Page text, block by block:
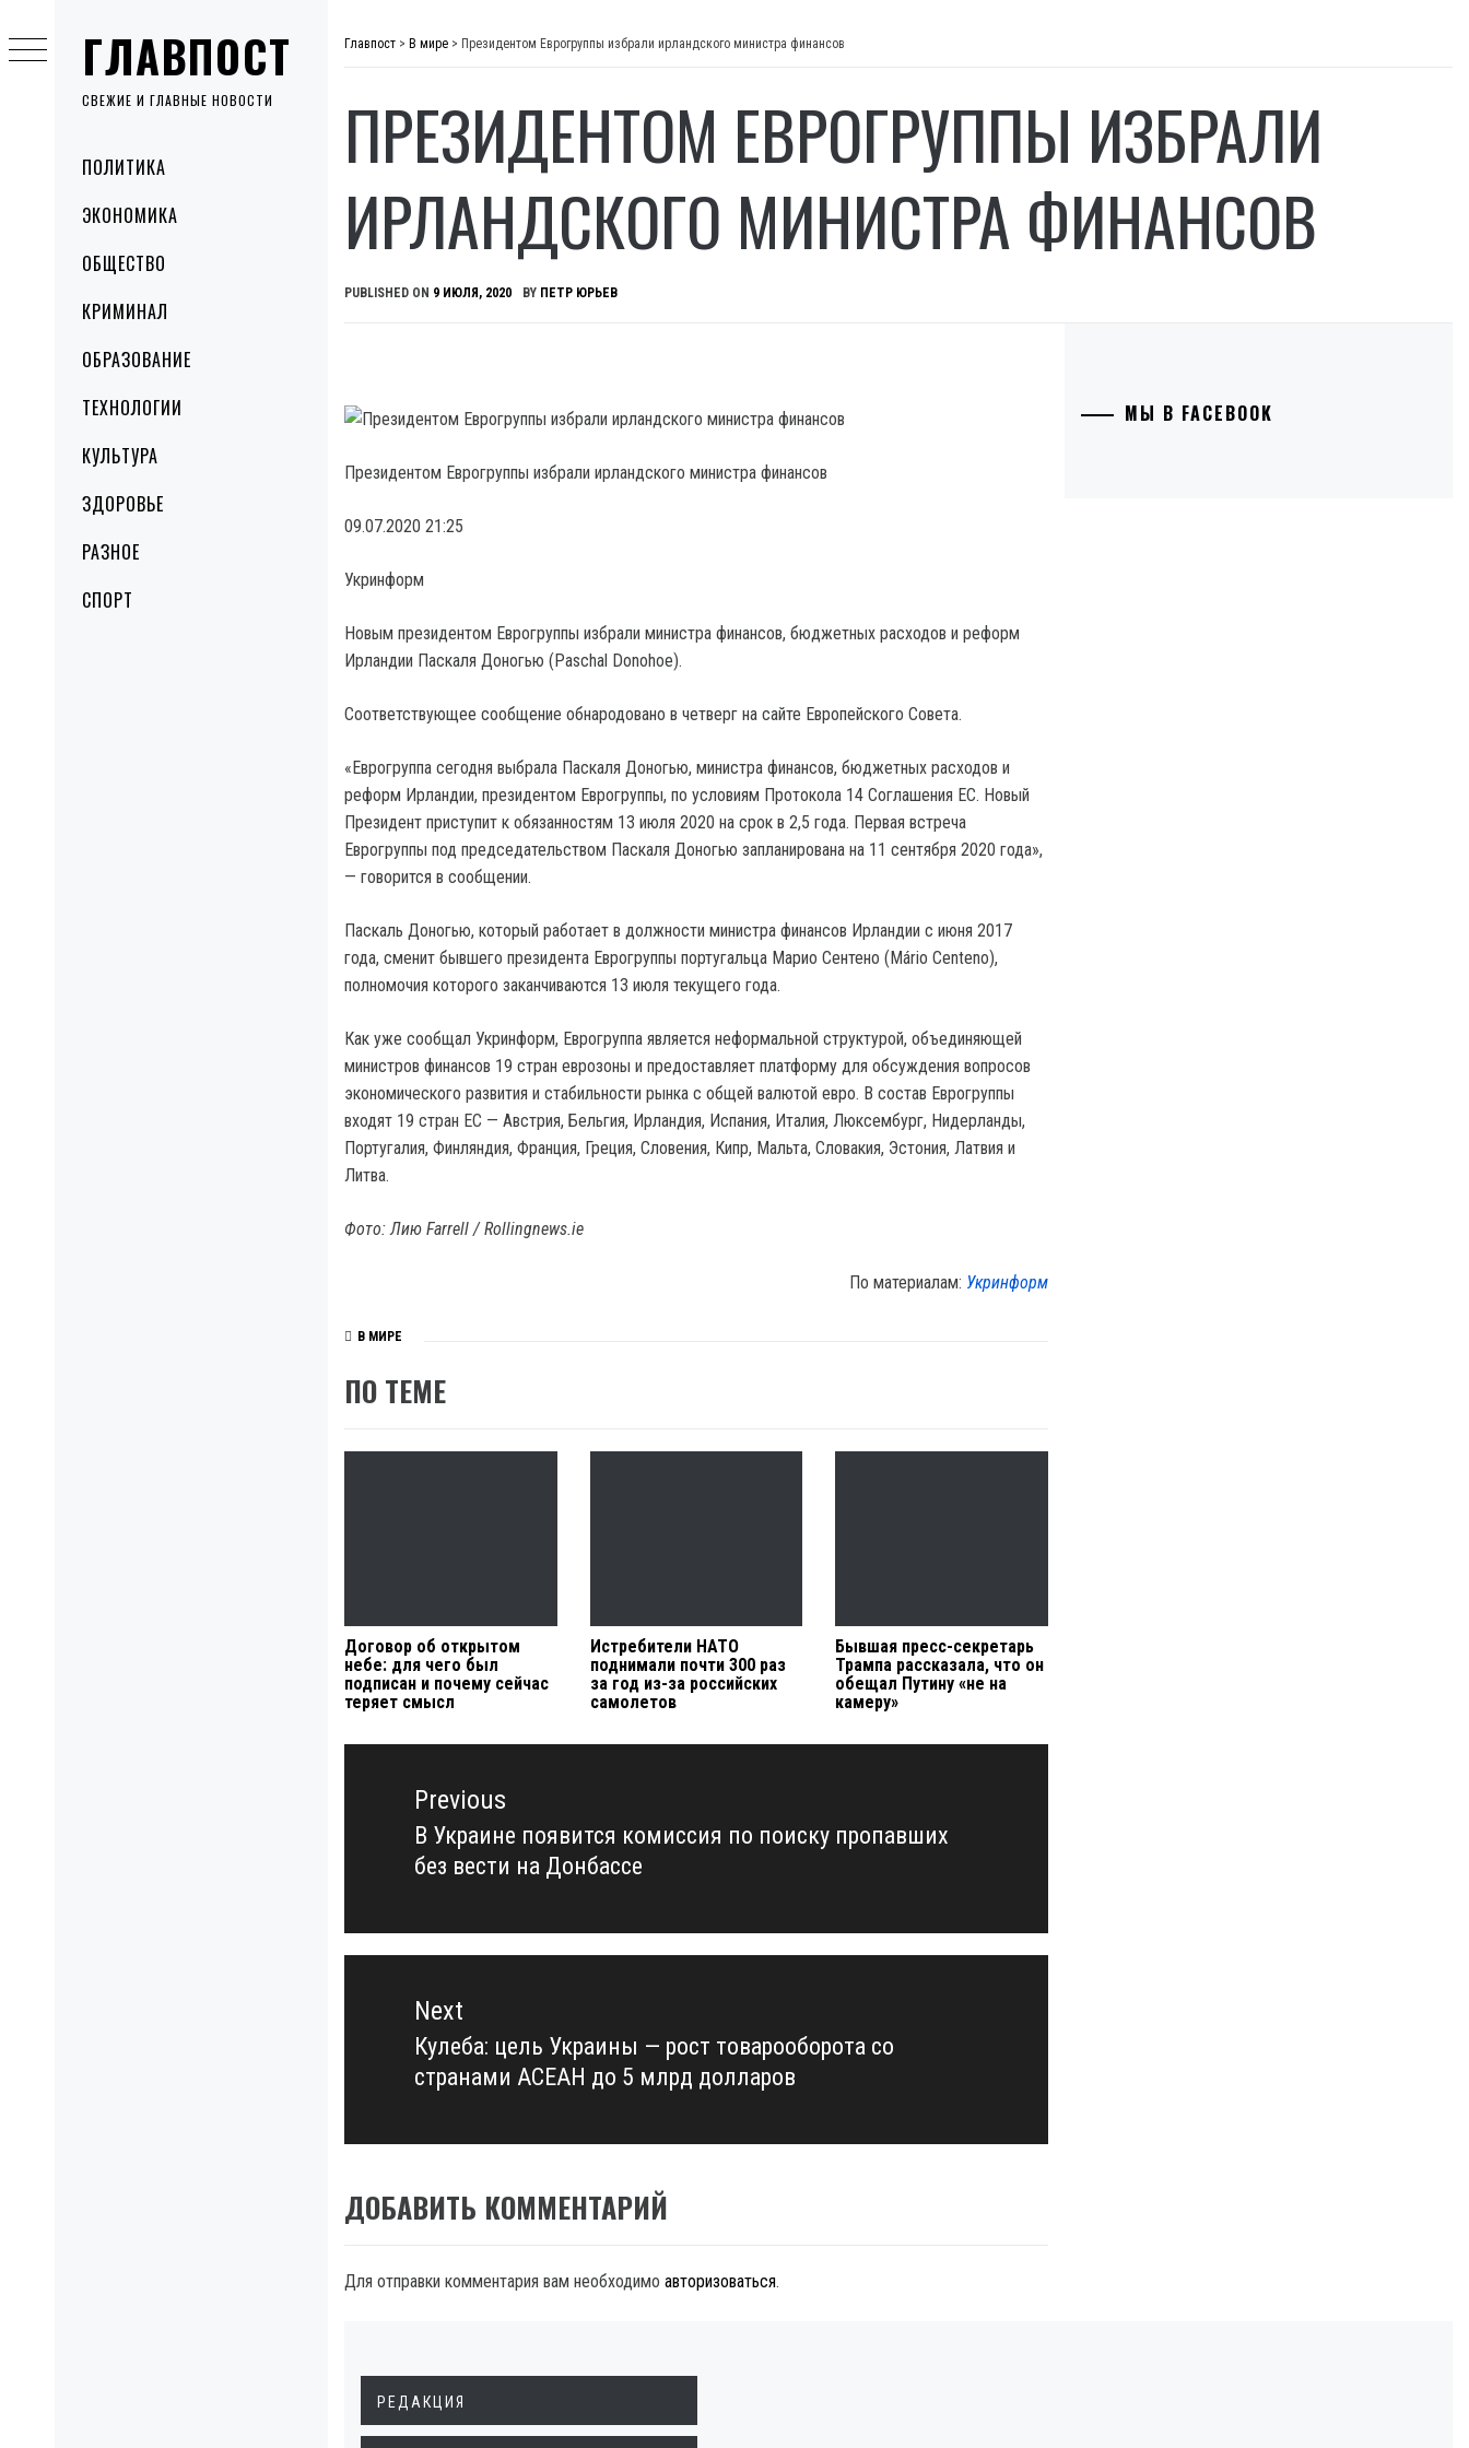
ГЛАВПОСТ
СВЕЖИЕ И ГЛАВНЫЕ НОВОСТИ
MenuПОЛИТИКА
ЭКОНОМИКА
ОБЩЕСТВО
КРИМИНАЛ
ОБРАЗОВАНИЕ
ТЕХНОЛОГИИ
КУЛЬТУРА
ЗДОРОВЬЕ
РАЗНОЕ
СПОРТ
to
content
Главпост > В мире > Президентом Еврогруппы избрали ирландского министра финансов
ПРЕЗИДЕНТОМ ЕВРОГРУППЫ ИЗБРАЛИ
ИРЛАНДСКОГО МИНИСТРА ФИНАНСОВ
PUBLISHED ON 9 ИЮЛЯ, 2020 BY ПЕТР ЮРЬЕВ
Президентом Еврогруппы избрали ирландского министра финансов
09.07.2020 21:25
Укринформ
Новым президентом Еврогруппы избрали министра финансов, бюджетных расходов и реформ
Ирландии Паскаля Доногью (Paschal Donohoe).
Соответствующее сообщение обнародовано в четверг на сайте Европейского Совета.
«Еврогруппа сегодня выбрала Паскаля Доногью, министра финансов, бюджетных расходов и
реформ Ирландии, президентом Еврогруппы, по условиям Протокола 14 Соглашения ЕС. Новый
Президент приступит к обязанностям 13 июля 2020 на срок в 2,5 года. Первая встреча
Еврогруппы под председательством Паскаля Доногью запланирована на 11 сентября 2020 года»,
— говорится в сообщении.
Паскаль Доногью, который работает в должности министра финансов Ирландии с июня 2017
года, сменит бывшего президента Еврогруппы португальца Марио Сентено (Mário Centeno),
полномочия которого заканчиваются 13 июля текущего года.
Как уже сообщал Укринформ, Еврогруппа является неформальной структурой, объединяющей
министров финансов 19 стран еврозоны и предоставляет платформу для обсуждения вопросов
экономического развития и стабильности рынка с общей валютой евро. В состав Еврогруппы
входят 19 стран ЕС — Австрия, Бельгия, Ирландия, Испания, Италия, Люксембург, Нидерланды,
Португалия, Финляндия, Франция, Греция, Словения, Кипр, Мальта, Словакия, Эстония, Латвия и
Литва.
Фото: Лию Farrell / Rollingnews.ie
По материалам: Укринформ
В МИРЕ
ПО ТЕМЕ
Договор об открытом
небе: для чего был
подписан и почему сейчас
теряет смысл
Истребители НАТО
поднимали почти 300 раз
за год из-за российских
самолетов
Бывшая пресс-секретарь
Трампа рассказала, что он
обещал Путину «не на
камеру»
Навигация
записямPrevious
Previous
post:
В Украине появится комиссия по поиску пропавших
без вести на Донбассе
Next
Next
post:
Кулеба: цель Украины — рост товарооборота со
странами АСЕАН до 5 млрд долларов
ДОБАВИТЬ КОММЕНТАРИЙ
Для отправки комментария вам необходимо авторизоваться.
МЫ В FACEBOOK
РЕДАКЦИЯ